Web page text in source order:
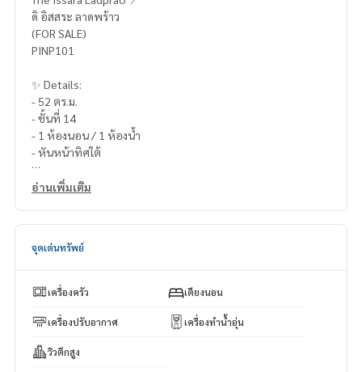
ดิ อิสสระ ลาดพร้าว
(FOR SALE)
PINP101
✨ Details:
- 52 ตร.ม.
- ชั้นที่ 14
- 1 ห้องนอน / 1 ห้องน้ำ
- หันหน้าทิศใต้
Highlights:
🍃 หนึ่งในคอนโดที่สูงที่สุดในย่านนี้
✨ ฟรี! เฟอร์นิเจอร์ทั้งหมด
🚇 Nearby:
- รพ.พญาไท2: 9 กม.
อ่านเพิ่มเติม
จุดเด่นทรัพย์
เครื่องครัว เตียงนอน
เครื่องปรับอากาศ เครื่องทำน้ำอุ่น
วิวตึกสูง